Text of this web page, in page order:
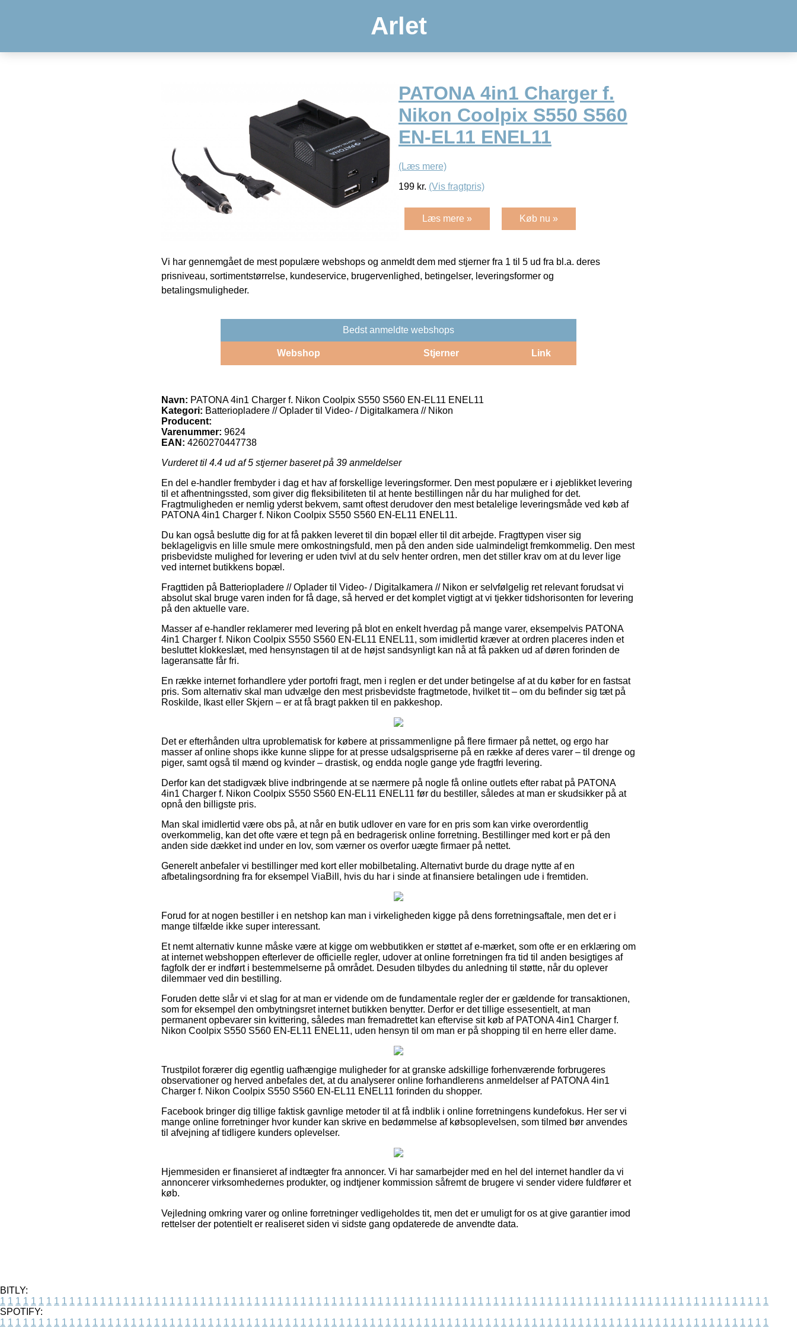
Arlet
PATONA 4in1 Charger f.
Nikon Coolpix S550 S560
EN-EL11 ENEL11
(Læs mere)
199 kr. (Vis fragtpris)
Læs mere » Køb nu »
Vi har gennemgået de mest populære webshops og anmeldt dem med stjerner fra 1 til 5 ud fra bl.a. deres
prisniveau, sortimentstørrelse, kundeservice, brugervenlighed, betingelser, leveringsformer og
betalingsmuligheder.
Bedst anmeldte webshops
Webshop Stjerner Link
Navn: PATONA 4in1 Charger f. Nikon Coolpix S550 S560 EN-EL11 ENEL11
Kategori: Batteriopladere // Oplader til Video- / Digitalkamera // Nikon
Producent:
Varenummer: 9624
EAN: 4260270447738
Vurderet til 4.4 ud af 5 stjerner baseret på 39 anmeldelser
En del e-handler frembyder i dag et hav af forskellige leveringsformer. Den mest populære er i øjeblikket levering
til et afhentningssted, som giver dig fleksibiliteten til at hente bestillingen når du har mulighed for det.
Fragtmuligheden er nemlig yderst bekvem, samt oftest derudover den mest betalelige leveringsmåde ved køb af
PATONA 4in1 Charger f. Nikon Coolpix S550 S560 EN-EL11 ENEL11.
Du kan også beslutte dig for at få pakken leveret til din bopæl eller til dit arbejde. Fragttypen viser sig
beklageligvis en lille smule mere omkostningsfuld, men på den anden side ualmindeligt fremkommelig. Den mest
prisbevidste mulighed for levering er uden tvivl at du selv henter ordren, men det stiller krav om at du lever lige
ved internet butikkens bopæl.
Fragttiden på Batteriopladere // Oplader til Video- / Digitalkamera // Nikon er selvfølgelig ret relevant forudsat vi
absolut skal bruge varen inden for få dage, så herved er det komplet vigtigt at vi tjekker tidshorisonten for levering
på den aktuelle vare.
Masser af e-handler reklamerer med levering på blot en enkelt hverdag på mange varer, eksempelvis PATONA
4in1 Charger f. Nikon Coolpix S550 S560 EN-EL11 ENEL11, som imidlertid kræver at ordren placeres inden et
besluttet klokkeslæt, med hensynstagen til at de højst sandsynligt kan nå at få pakken ud af døren forinden de
lageransatte får fri.
En række internet forhandlere yder portofri fragt, men i reglen er det under betingelse af at du køber for en fastsat
pris. Som alternativ skal man udvælge den mest prisbevidste fragtmetode, hvilket tit – om du befinder sig tæt på
Roskilde, Ikast eller Skjern – er at få bragt pakken til en pakkeshop.
Det er efterhånden ultra uproblematisk for købere at prissammenligne på flere firmaer på nettet, og ergo har
masser af online shops ikke kunne slippe for at presse udsalgspriserne på en række af deres varer – til drenge og
piger, samt også til mænd og kvinder – drastisk, og endda nogle gange yde fragtfri levering.
Derfor kan det stadigvæk blive indbringende at se nærmere på nogle få online outlets efter rabat på PATONA
4in1 Charger f. Nikon Coolpix S550 S560 EN-EL11 ENEL11 før du bestiller, således at man er skudsikker på at
opnå den billigste pris.
Man skal imidlertid være obs på, at når en butik udlover en vare for en pris som kan virke overordentlig
overkommelig, kan det ofte være et tegn på en bedragerisk online forretning. Bestillinger med kort er på den
anden side dækket ind under en lov, som værner os overfor uægte firmaer på nettet.
Generelt anbefaler vi bestillinger med kort eller mobilbetaling. Alternativt burde du drage nytte af en
afbetalingsordning fra for eksempel ViaBill, hvis du har i sinde at finansiere betalingen ude i fremtiden.
Forud for at nogen bestiller i en netshop kan man i virkeligheden kigge på dens forretningsaftale, men det er i
mange tilfælde ikke super interessant.
Et nemt alternativ kunne måske være at kigge om webbutikken er støttet af e-mærket, som ofte er en erklæring om
at internet webshoppen efterlever de officielle regler, udover at online forretningen fra tid til anden besigtiges af
fagfolk der er indført i bestemmelserne på området. Desuden tilbydes du anledning til støtte, når du oplever
dilemmaer ved din bestilling.
Foruden dette slår vi et slag for at man er vidende om de fundamentale regler der er gældende for transaktionen,
som for eksempel den ombytningsret internet butikken benytter. Derfor er det tillige essesentielt, at man
permanent opbevarer sin kvittering, således man fremadrettet kan eftervise sit køb af PATONA 4in1 Charger f.
Nikon Coolpix S550 S560 EN-EL11 ENEL11, uden hensyn til om man er på shopping til en herre eller dame.
Trustpilot forærer dig egentlig uafhængige muligheder for at granske adskillige forhenværende forbrugeres
observationer og herved anbefales det, at du analyserer online forhandlerens anmeldelser af PATONA 4in1
Charger f. Nikon Coolpix S550 S560 EN-EL11 ENEL11 forinden du shopper.
Facebook bringer dig tillige faktisk gavnlige metoder til at få indblik i online forretningens kundefokus. Her ser vi
mange online forretninger hvor kunder kan skrive en bedømmelse af købsoplevelsen, som tilmed bør anvendes
til afvejning af tidligere kunders oplevelser.
Hjemmesiden er finansieret af indtægter fra annoncer. Vi har samarbejder med en hel del internet handler da vi
annoncerer virksomhedernes produkter, og indtjener kommission såfremt de brugere vi sender videre fuldfører et
køb.
Vejledning omkring varer og online forretninger vedligeholdes tit, men det er umuligt for os at give garantier imod
rettelser der potentielt er realiseret siden vi sidste gang opdaterede de anvendte data.
BITLY:
1 1 1 1 1 1 1 1 1 1 1 1 1 1 1 1 1 1 1 1 1 1 1 1 1 1 1 1 1 1 1 1 1 1 1 1 1 1 1 1 1 1 1 1 1 1 1 1 1 1 1 1 1 1 1 1 1 1 1 1 1 1 1 1 1 1 1 1 1 1 1 1 1 1 1 1 1 1 1 1 1 1 1 1 1 1 1 1 1 1 1 1 1 1 1 1 1 1 1 1
SPOTIFY:
1 1 1 1 1 1 1 1 1 1 1 1 1 1 1 1 1 1 1 1 1 1 1 1 1 1 1 1 1 1 1 1 1 1 1 1 1 1 1 1 1 1 1 1 1 1 1 1 1 1 1 1 1 1 1 1 1 1 1 1 1 1 1 1 1 1 1 1 1 1 1 1 1 1 1 1 1 1 1 1 1 1 1 1 1 1 1 1 1 1 1 1 1 1 1 1 1 1 1 1